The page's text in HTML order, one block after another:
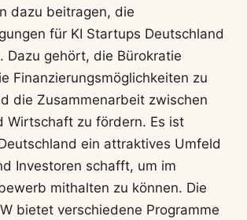
dazu beitragen, die
für KI Startups Deutschland
Dazu gehört, die Bürokratie
Finanzierungsmöglichkeiten zu
die Zusammenarbeit zwischen
Wirtschaft zu fördern. Es ist
ein attraktives Umfeld
Investoren schafft, um im
mithalten zu können. Die
bietet verschiedene Programme